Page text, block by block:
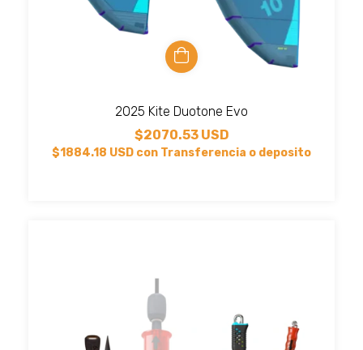
2025 Kite Duotone Evo
$2070.53 USD
$1884.18 USD con Transferencia o deposito